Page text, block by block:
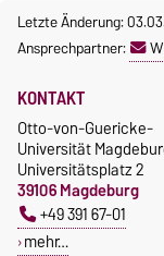
Letzte Änderung:
Ansprechpartner:
KONTAKT
Otto-von-Guericke-
Universität
Universitätsplatz 2
39106 Magdeburg
+49 391 67-01
mehr…